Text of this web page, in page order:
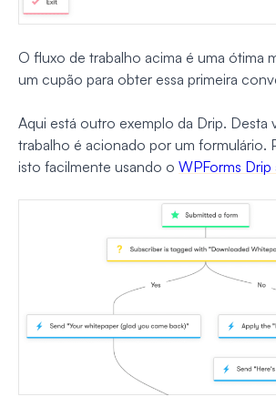
O fluxo de trabalho acima é uma ótima
um cupão para obter essa primeira
Aqui está outro exemplo da Drip. Desta
trabalho é acionado por um formulário.
isto facilmente usando o WPForms Drip